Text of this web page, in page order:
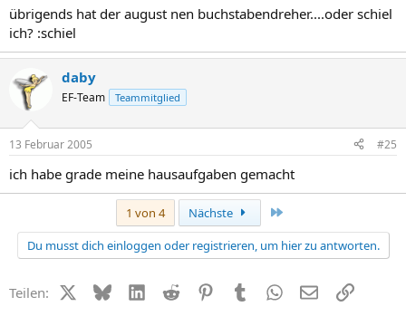
übrigends hat der august nen buchstabendreher....oder schiel
ich? :schiel
daby
EF-Team Teammitglied
13 Februar 2005 #25
ich habe grade meine hausaufgaben gemacht
1 von 4 Nächste
Du musst dich einloggen oder registrieren, um hier zu antworten.
Teilen: X (Twitter)
BlueskyLinkedIn
Reddit PinterestTumblr WhatsApp
E-MailLink